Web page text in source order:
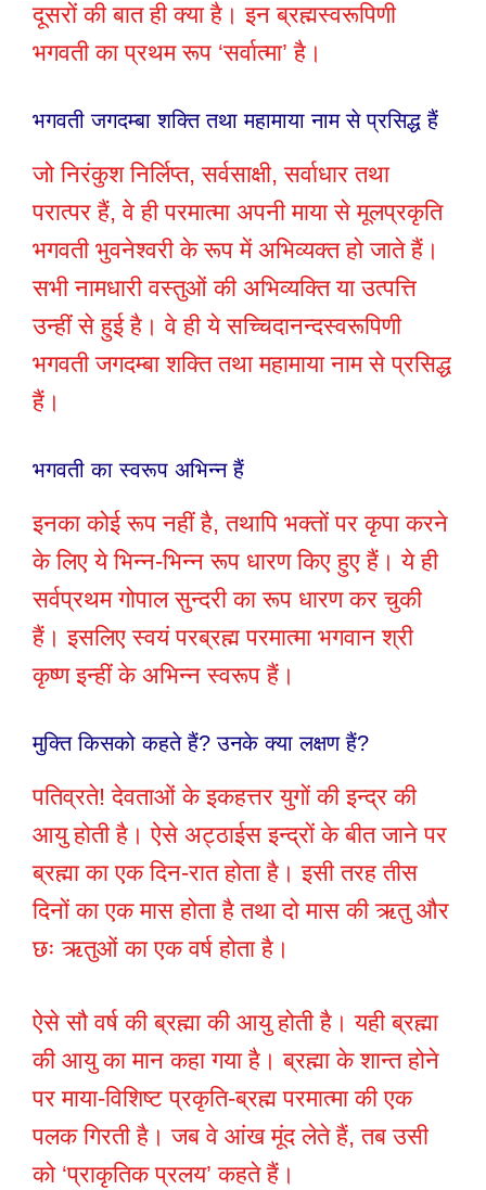
दूसरों की बात ही क्या है। इन ब्रह्मस्वरूपिणी
भगवती का प्रथम रूप ‘सर्वात्मा’ है।
भगवती जगदम्बा शक्ति तथा महामाया नाम से प्रसिद्ध हैं
जो निरंकुश निर्लिप्त, सर्वसाक्षी, सर्वाधार तथा
परात्पर हैं, वे ही परमात्मा अपनी माया से मूलप्रकृति
भगवती भुवनेश्वरी के रूप में अभिव्यक्त हो जाते हैं।
सभी नामधारी वस्तुओं की अभिव्यक्ति या उत्पत्ति
उन्हीं से हुई है। वे ही ये सच्चिदानन्दस्वरूपिणी
भगवती जगदम्बा शक्ति तथा महामाया नाम से प्रसिद्ध
हैं।
भगवती का स्वरूप अभिन्न हैं
इनका कोई रूप नहीं है, तथापि भक्तों पर कृपा करने
के लिए ये भिन्न-भिन्न रूप धारण किए हुए हैं। ये ही
सर्वप्रथम गोपाल सुन्दरी का रूप धारण कर चुकी
हैं। इसलिए स्वयं परब्रह्म परमात्मा भगवान श्री
कृष्ण इन्हीं के अभिन्न स्वरूप हैं।
मुक्ति किसको कहते हैं? उनके क्या लक्षण हैं?
पतिव्रते! देवताओं के इकहत्तर युगों की इन्द्र की
आयु होती है। ऐसे अट्ठाईस इन्द्रों के बीत जाने पर
ब्रह्मा का एक दिन-रात होता है। इसी तरह तीस
दिनों का एक मास होता है तथा दो मास की ऋतु और
छः ऋतुओं का एक वर्ष होता है।
ऐसे सौ वर्ष की ब्रह्मा की आयु होती है। यही ब्रह्मा
की आयु का मान कहा गया है। ब्रह्मा के शान्त होने
पर माया-विशिष्ट प्रकृति-ब्रह्म परमात्मा की एक
पलक गिरती है। जब वे आंख मूंद लेते हैं, तब उसी
को ‘प्राकृतिक प्रलय’ कहते हैं।